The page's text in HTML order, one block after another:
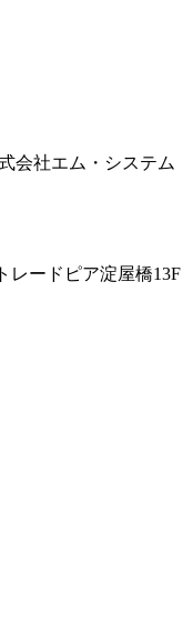
会社エム・システム
レードピア淀屋橋13F